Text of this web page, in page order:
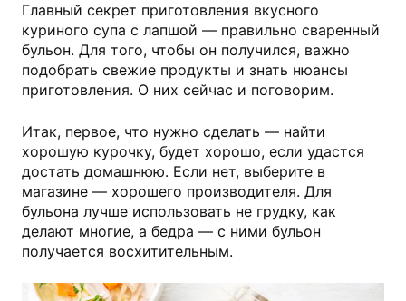
Главный секрет приготовления вкусного
куриного супа с лапшой — правильно сваренный
бульон. Для того, чтобы он получился, важно
подобрать свежие продукты и знать нюансы
приготовления. О них сейчас и поговорим.
Итак, первое, что нужно сделать — найти
хорошую курочку, будет хорошо, если удастся
достать домашнюю. Если нет, выберите в
магазине — хорошего производителя. Для
бульона лучше использовать не грудку, как
делают многие, а бедра — с ними бульон
получается восхитительным.